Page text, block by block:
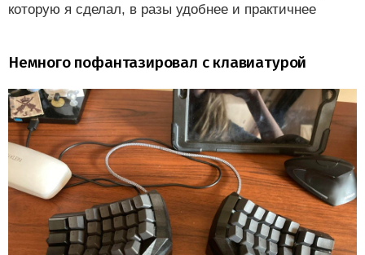
которую я сделал, в разы удобнее и практичнее
Немного пофантазировал с клавиатурой